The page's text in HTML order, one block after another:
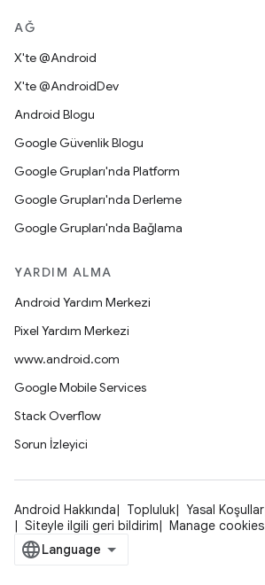
AĞ
X'te @Android
X'te @AndroidDev
Android Blogu
Google Güvenlik Blogu
Google Grupları'nda Platform
Google Grupları'nda Derleme
Google Grupları'nda Bağlama
YARDIM ALMA
Android Yardım Merkezi
Pixel Yardım Merkezi
www.android.com
Google Mobile Services
Stack Overflow
Sorun İzleyici
Android Hakkında Topluluk Yasal Koşullar
Siteyle ilgili geri bildirim
Manage cookies